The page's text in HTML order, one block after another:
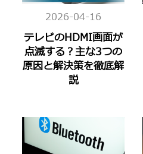
2026-04-16
テレビのHDMI画面が
点滅する？主な3つの
原因と解決策を徹底解
説